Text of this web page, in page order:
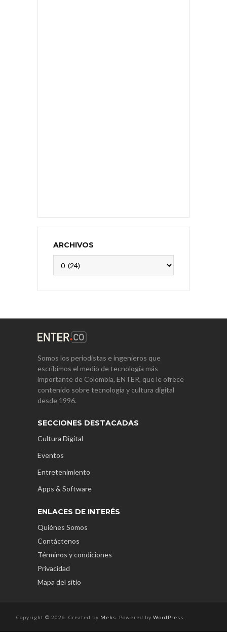
ARCHIVOS
Somos los periodistas e ingenieros que
escribimos el medio de tecnología más
importante de Colombia, ENTER, que le ofrece
contenido sobre tecnología y cultura digital
desde 1996.
SECCIONES DESTACADAS
Cultura Digital
Eventos
Entretenimiento
Apps & Software
ENLACES DE INTERÉS
Quiénes Somos
Contáctenos
Términos y condiciones
Privacidad
Mapa del sitio
Copyright © 2026. Created by Meks . Powered by WordPress